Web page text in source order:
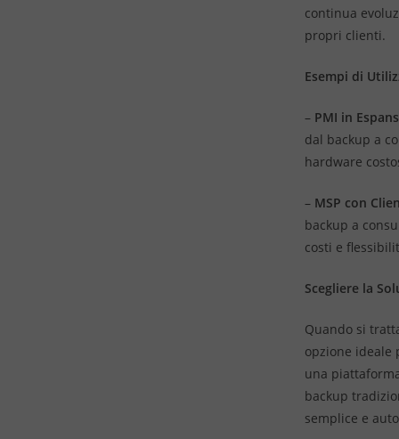
continua
propri clienti.
Esempi di
– PMI in
dal backup a
hardware
– MSP con
backup a
costi e
Scegliere la
Quando si
opzione ideale
una
backup
semplice e